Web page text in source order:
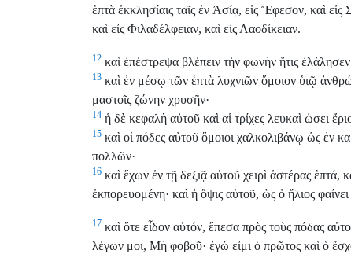
ἑπτὰ ἐκκλησίαις ταῖς ἐν Ἀσίᾳ, εἰς Ἔφεσον, καὶ
καὶ εἰς Φιλαδέλφειαν, καὶ εἰς Λαοδίκειαν.
12 καὶ ἐπέστρεψα βλέπειν τὴν φωνὴν ἥτις
13 καὶ ἐν μέσῳ τῶν ἑπτὰ λυχνιῶν ὅμοιον ὑιῷ
μαστοῖς ζώνην χρυσῆν·
14 ἡ δὲ κεφαλὴ αὐτοῦ καὶ αἱ τρίχες λευκαὶ ὡσει
15 καὶ οἱ πόδες αὐτοῦ ὅμοιοι χαλκολιβάνῳ ὡς ἐν
πολλῶν·
16 καὶ ἔχων ἐν τῇ δεξιᾷ αὐτοῦ χειρὶ ἀστέρας
ἐκπορευομένη· καὶ ἡ ὄψις αὐτοῦ, ὡς ὁ ἥλιος
17 καὶ ὅτε εἶδον αὐτόν, ἔπεσα πρὸς τοὺς πόδας
λέγων μοι, Μὴ φοβοῦ· ἐγώ εἰμι ὁ πρῶτος καὶ ὁ